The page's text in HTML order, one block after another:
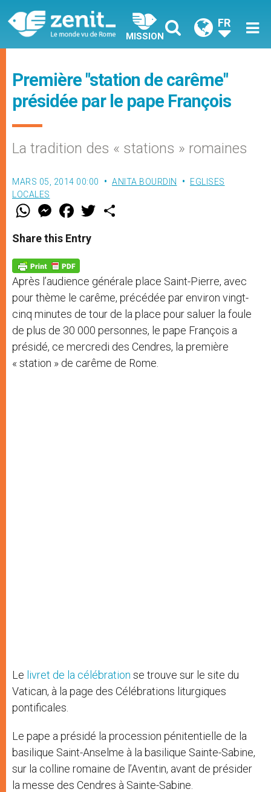
MISSION
FR
Première "station de carême"
présidée par le pape François
La tradition des « stations » romaines
MARS 05, 2014 00:00 ANITA BOURDIN
EGLISES
LOCALES
W
t
s
p
p
M
e
s
e
g
e
r
F
a
e
b
o
k
w
Share this Entry
Après l’audience générale place Saint-Pierre, avec
pour thème le carême, précédée par environ vingt-
cinq minutes de tour de la place pour saluer la foule
de plus de 30 000 personnes, le pape François a
présidé, ce mercredi des Cendres, la première
« station » de carême de Rome.
Le livret de la célébration se trouve sur le site du
Vatican, à la page des Célébrations liturgiques
pontificales.
Le pape a présidé la procession pénitentielle de la
basilique Saint-Anselme à la basilique Sainte-Sabine,
sur la colline romaine de l’Aventin, avant de présider
la messe des Cendres à Sainte-Sabine.